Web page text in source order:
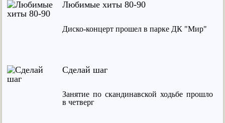
Любимые хиты 80-90
Диско-концерт прошел в парке ДК "Мир"
Сделай шаг
Занятие по скандинавской ходьбе прошло
в четверг